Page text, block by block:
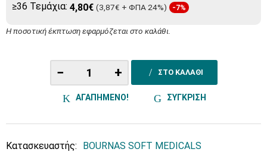
≥36 Τεμάχια: 4,80€ (3,87€ + ΦΠΑ 24%) -7%
Η ποσοτική έκπτωση εφαρμόζεται στο καλάθι.
− + ΣΤΟ ΚΑΛΑΘΙ
ΑΓΑΠΗΜΕΝΟ! ΣΥΓΚΡΙΣΗ
Κατασκευαστής: BOURNAS SOFT MEDICALS